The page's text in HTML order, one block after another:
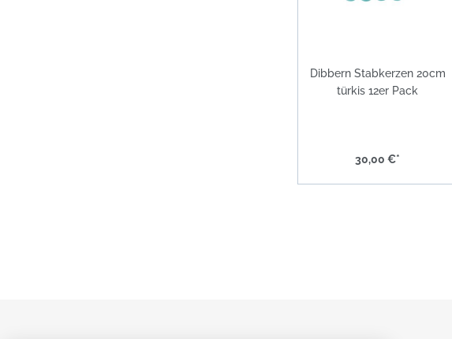
Dibbern Stabkerzen 20cm
türkis 12er Pack
30,00 €*